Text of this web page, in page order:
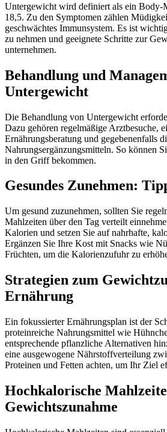
Untergewicht wird definiert als ein Body-
18,5. Zu den Symptomen zählen
geschwächtes Immunsystem. Es ist
zu nehmen und geeignete Schritte zur
unternehmen.
Behandlung und
Untergewicht
Die Behandlung von Untergewicht
Dazu gehören regelmäßige Arztbesuche,
Ernährungsberatung und gegebenenfalls
Nahrungsergänzungsmitteln. So können
in den Griff bekommen.
Gesundes Zunehmen:
Um gesund zuzunehmen, sollten Sie
Mahlzeiten über den Tag verteilt
Kalorien und setzen Sie auf nahrhafte,
Ergänzen Sie Ihre Kost mit Snacks wie
Früchten, um die Kalorienzufuhr zu
Strategien zum
Ernährung
Ein fokussierter Ernährungsplan ist der
proteinreiche Nahrungsmittel wie
entsprechende pflanzliche Alternativen
eine ausgewogene Nährstoffverteilung
Proteinen und Fetten achten, um Ihr Ziel
Hochkalorische
Gewichtszunahme